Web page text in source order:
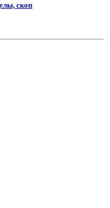
скоп